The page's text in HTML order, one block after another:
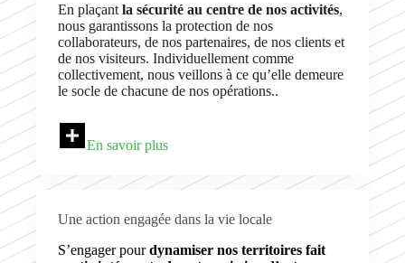
En plaçant la sécurité au centre de nos activités,
nous garantissons la protection de nos
collaborateurs, de nos partenaires, de nos clients et
de nos visiteurs. Individuellement comme
collectivement, nous veillons à ce qu’elle demeure
le socle de chacune de nos opérations..
En savoir plus
Une action engagée dans la vie locale
S’engager pourdynamiser nos territoires fait